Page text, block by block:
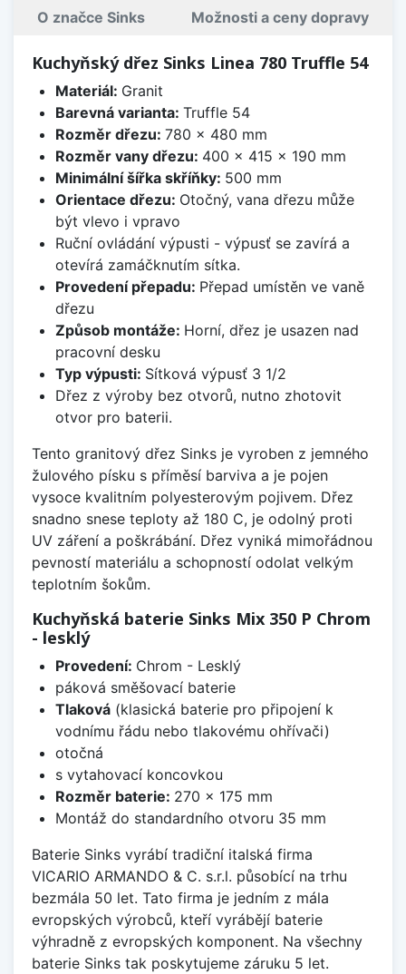
O značce Sinks Možnosti a ceny dopravy
Kuchyňský dřez Sinks Linea 780 Truffle 54
Materiál: Granit
Barevná varianta: Truffle 54
Rozměr dřezu: 780 x 480 mm
Rozměr vany dřezu: 400 x 415 x 190 mm
Minimální šířka skříňky: 500 mm
Orientace dřezu: Otočný, vana dřezu může
být vlevo i vpravo
Ruční ovládání výpusti - výpusť se zavírá a
otevírá zamáčknutím sítka.
Provedení přepadu: Přepad umístěn ve vaně
dřezu
Způsob montáže: Horní, dřez je usazen nad
pracovní desku
Typ výpusti: Sítková výpusť 3 1/2
Dřez z výroby bez otvorů, nutno zhotovit
otvor pro baterii.
Tento granitový dřez Sinks je vyroben z jemného
žulového písku s příměsí barviva a je pojen
vysoce kvalitním polyesterovým pojivem. Dřez
snadno snese teploty až 180 C, je odolný proti
UV záření a poškrábání. Dřez vyniká mimořádnou
pevností materiálu a schopností odolat velkým
teplotním šokům.
Kuchyňská baterie Sinks Mix 350 P Chrom
- lesklý
Provedení: Chrom - Lesklý
páková směšovací baterie
Tlaková(klasická baterie pro připojení k
vodnímu řádu nebo tlakovému ohřívači)
otočná
s vytahovací koncovkou
Rozměr baterie: 270 x 175 mm
Montáž do standardního otvoru 35 mm
Baterie Sinks vyrábí tradiční italská firma
VICARIO ARMANDO & C. s.r.l. působící na trhu
bezmála 50 let. Tato firma je jedním z mála
evropských výrobců, kteří vyrábějí baterie
výhradně z evropských komponent. Na všechny
baterie Sinks tak poskytujeme záruku 5 let.